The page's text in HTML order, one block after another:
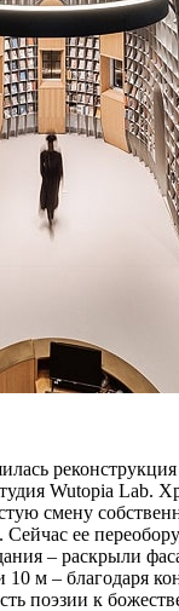
Wutopia Lab.
смену
ее
– раскрыли
м – благодаря
поэзии к